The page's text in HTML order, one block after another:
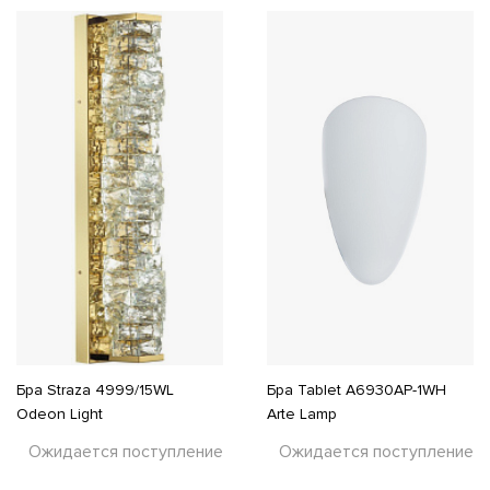
Бра Straza 4999/15WL
Odeon Light
Ожидается поступление
Бра Tablet A6930AP-1WH
Arte Lamp
Ожидается поступление